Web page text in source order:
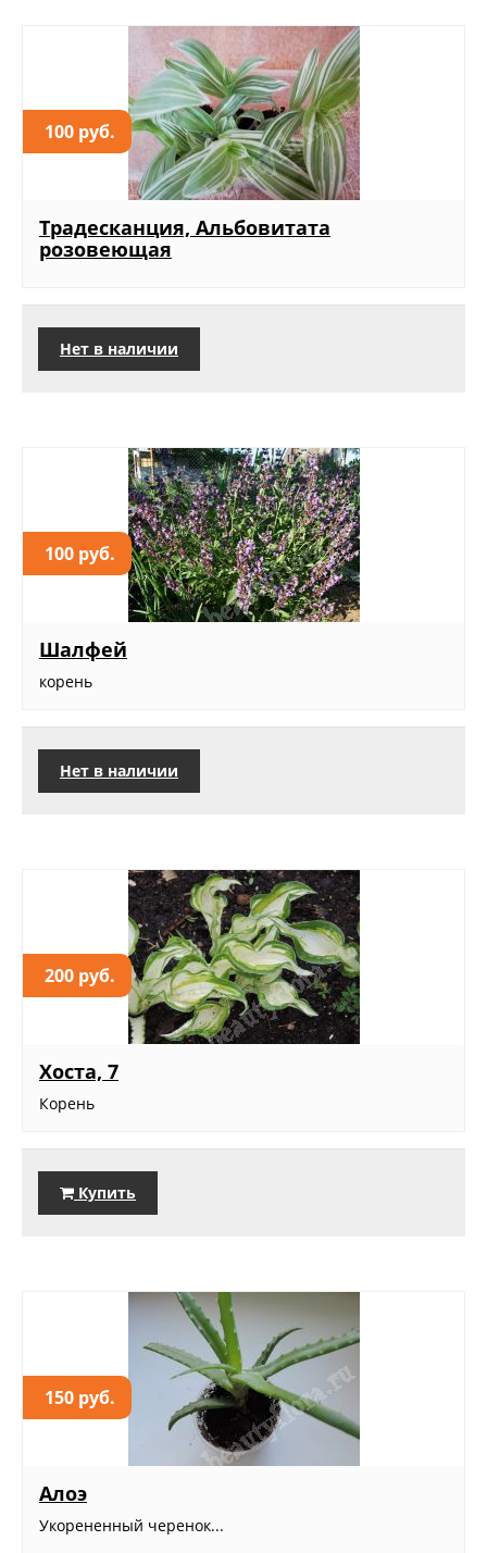
100 руб.
Традесканция, Альбовитата
розовеющая
Нет в наличии
100 руб.
Шалфей
корень
Нет в наличии
200 руб.
Хоста, 7
Корень
Купить
150 руб.
Алоэ
Укорененный черенок...